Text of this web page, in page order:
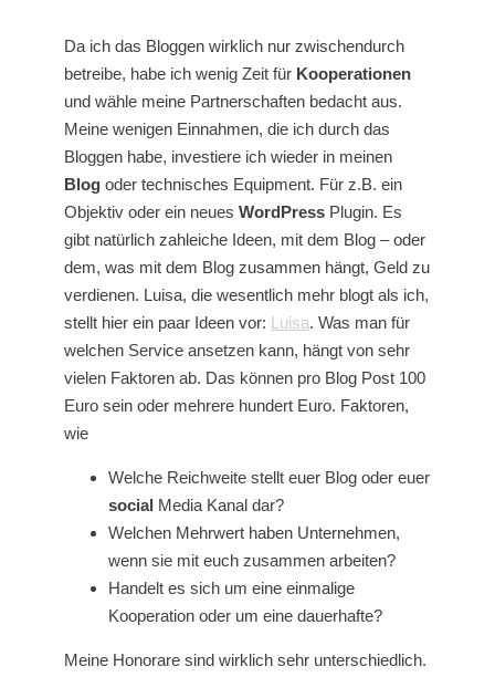
Da ich das Bloggen wirklich nur zwischendurch
betreibe, habe ich wenig Zeit für Kooperationen
und wähle meine Partnerschaften bedacht aus.
Meine wenigen Einnahmen, die ich durch das
Bloggen habe, investiere ich wieder in meinen
Blog oder technisches Equipment. Für z.B. ein
Objektiv oder ein neues WordPress Plugin. Es
gibt natürlich zahleiche Ideen, mit dem Blog – oder
dem, was mit dem Blog zusammen hängt, Geld zu
verdienen. Luisa, die wesentlich mehr blogt als ich,
stellt hier ein paar Ideen vor: Luisa. Was man für
welchen Service ansetzen kann, hängt von sehr
vielen Faktoren ab. Das können pro Blog Post 100
Euro sein oder mehrere hundert Euro. Faktoren,
wie
Welche Reichweite stellt euer Blog oder euer
social Media Kanal dar?
Welchen Mehrwert haben Unternehmen,
wenn sie mit euch zusammen arbeiten?
Handelt es sich um eine einmalige
Kooperation oder um eine dauerhafte?
Meine Honorare sind wirklich sehr unterschiedlich.